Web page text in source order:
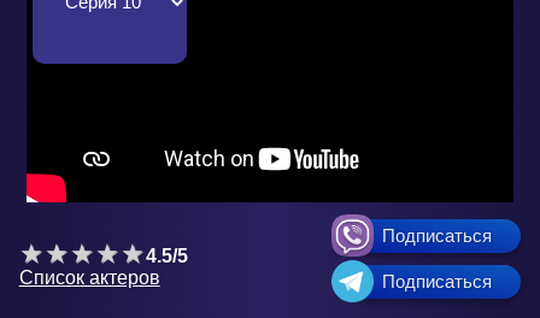
4.5/5
Список актеров
Подписаться
Подписаться